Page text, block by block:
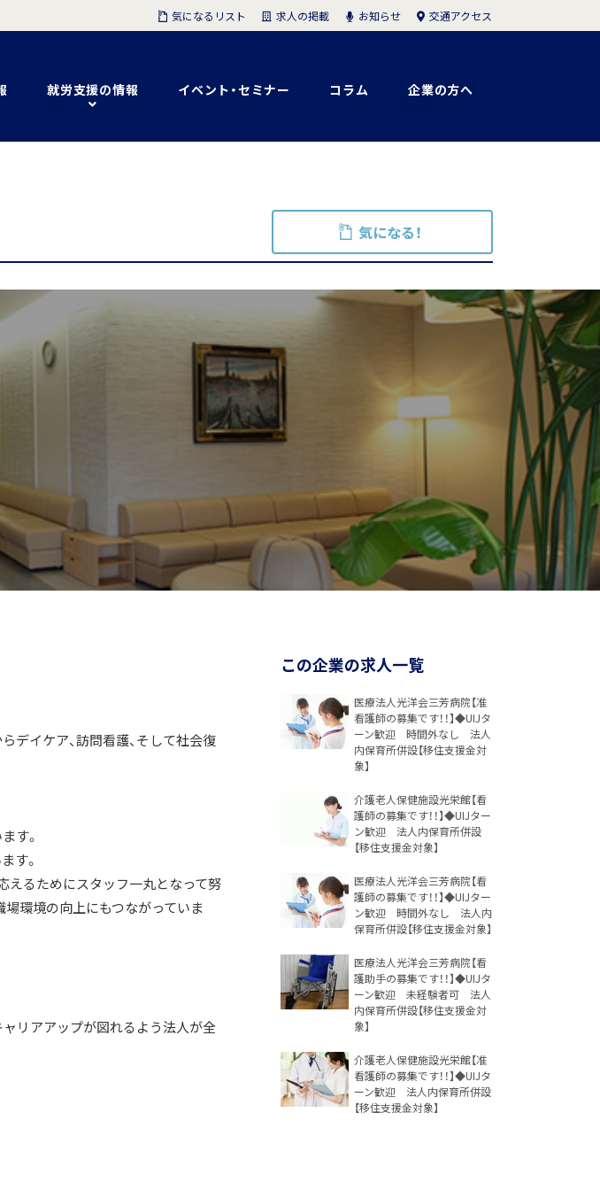
就労支援の情報 イベント・セミナー コラム 企業の方へ
気になるリスト 求人の掲載 お知らせ 交通アクセス
気になる！
デイケア、訪問看護、そして社会復
す。
す。
えるためにスタッフ一丸となって努
場環境の向上にもつながっていま
ャリアアップが図れるよう法人が全
この企業の求人一覧
医療法人光洋会三芳病院【准
看護師の募集です！！】◆UIJタ
ーン歓迎 時間外なし 法人
内保育所併設【移住支援金対
象】
介護老人保健施設光栄館【看
護師の募集です！！】◆UIJター
ン歓迎 法人内保育所併設
【移住支援金対象】
医療法人光洋会三芳病院【看
護師の募集です！！】◆UIJター
ン歓迎 時間外なし 法人内
保育所併設【移住支援金対象】
医療法人光洋会三芳病院【看
護助手の募集です！！】◆UIJタ
ーン歓迎 未経験者可 法人
内保育所併設【移住支援金対
象】
介護老人保健施設光栄館【准
看護師の募集です！！】◆UIJタ
ーン歓迎 法人内保育所併設
【移住支援金対象】